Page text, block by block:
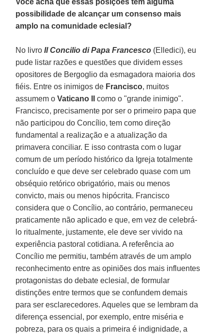
possibilidade de alcançar um consenso mais
amplo na comunidade eclesial?
No livroIl Concilio di Papa Francesco (Elledici), eu
pude listar razões e questões que dividem esses
opositores de Bergoglio da esmagadora maioria dos
fiéis. Entre os inimigos de Francisco, muitos
assumem oVaticano II
como o "grande inimigo".
Francisco, precisamente por ser o primeiro papa que
não participou do Concílio, tem como direção
fundamental a realização e a atualização da
primavera conciliar. E isso contrasta com o lugar
comum de um período histórico da Igreja totalmente
concluído e que deve ser celebrado quase com um
obséquio retórico obrigatório, mais ou menos
convicto, mais ou menos hipócrita. Francisco
considera que o Concílio, ao contrário, permaneceu
praticamente não aplicado e que, em vez de celebrá-
lo ritualmente, justamente, ele deve ser vivido na
experiência pastoral cotidiana. A referência ao
Concílio me permitiu, também através de um amplo
reconhecimento entre as opiniões dos mais influentes
protagonistas do debate eclesial, de formular
distinções entre termos que se confundem demais
para ser esclarecedores. Aqueles que se lembram da
diferença essencial, por exemplo, entre miséria e
pobreza, para os quais a primeira é indignidade, a